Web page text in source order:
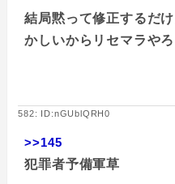
結局黙って修正するだ
かしいからリセマラや
582: ID:nGUblQRH0
>>145
犯罪者予備軍草